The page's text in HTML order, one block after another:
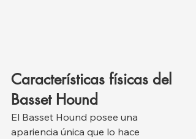
Características físicas del
Basset Hound
El Basset Hound posee una
apariencia única que lo hace